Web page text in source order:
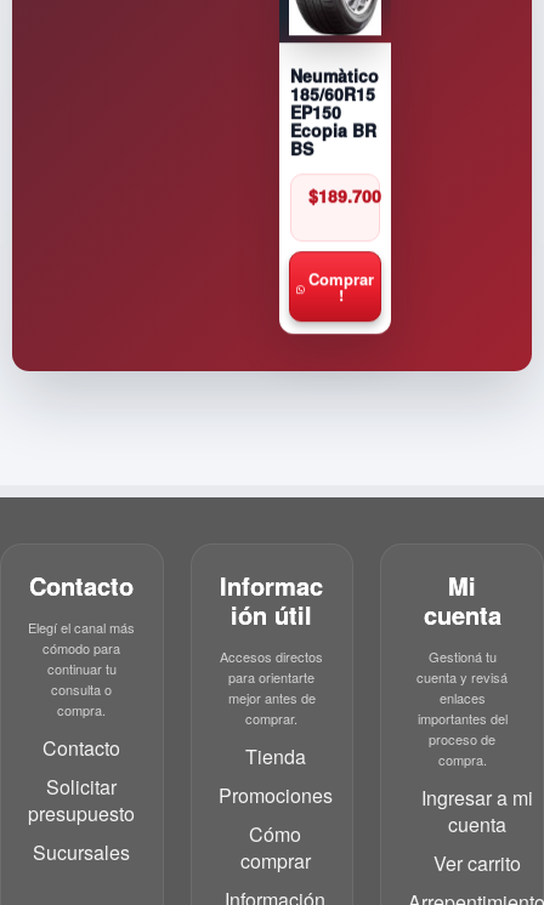
Neumàtico
185/60R15
EP150
Ecopia BR
BS
$189.700
Comprar
!
Contacto
Elegí el canal más
cómodo para
continuar tu
consulta o
compra.
Contacto
Solicitar
presupuesto
Sucursales
Informac
ión útil
Accesos directos
para orientarte
mejor antes de
comprar.
Tienda
Promociones
Cómo
comprar
Mi
cuenta
Gestioná tu
cuenta y revisá
enlaces
importantes del
proceso de
compra.
Ingresar a mi
cuenta
Ver carrito